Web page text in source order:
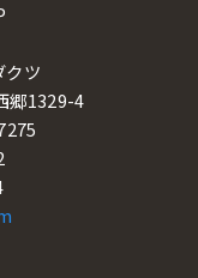
クツ
郷1329-4